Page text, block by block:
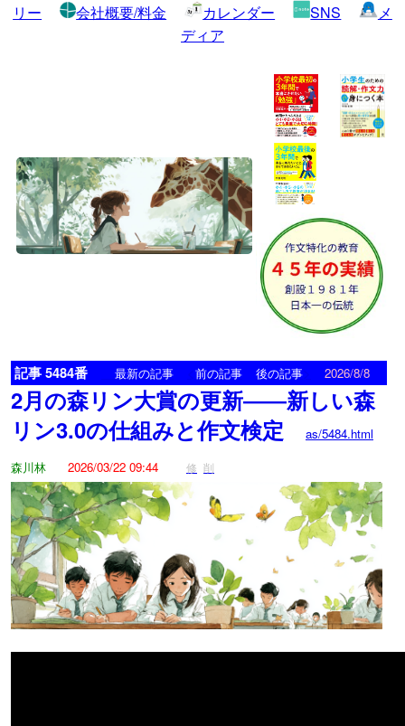
リー
会社概要/料金 カレンダー SNS
メ
ディア
記事 5484番 最新の記事 前の記事 後の記事 2026/8/8
2月の森リン大賞の更新――新しい森
リン3.0の仕組みと作文検定
as/5484.html
森川林
2026/03/22 09:44 修 削